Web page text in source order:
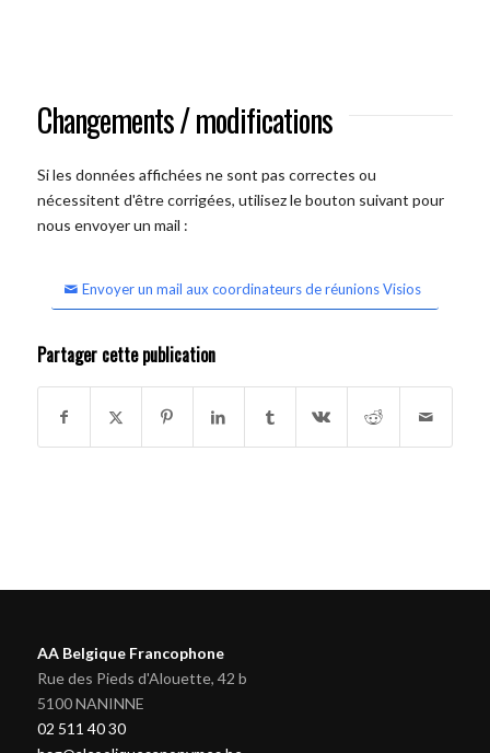
Changements / modifications
Si les données affichées ne sont pas correctes ou
nécessitent d'être corrigées, utilisez le bouton suivant pour
nous envoyer un mail :
Envoyer un mail aux coordinateurs de réunions Visios
Partager cette publication
AA Belgique Francophone
Rue des Pieds d'Alouette, 42 b
5100 NANINNE
02 511 40 30